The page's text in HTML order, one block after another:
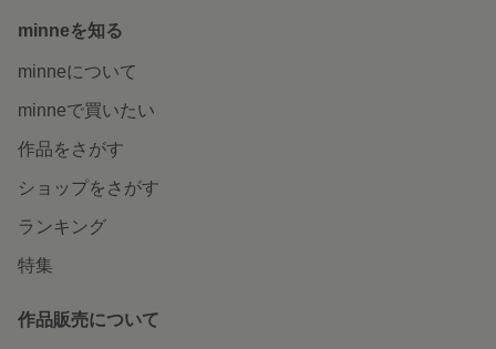
minneを知る
minneについて
minneで買いたい
作品をさがす
ショップをさがす
ランキング
特集
作品販売について